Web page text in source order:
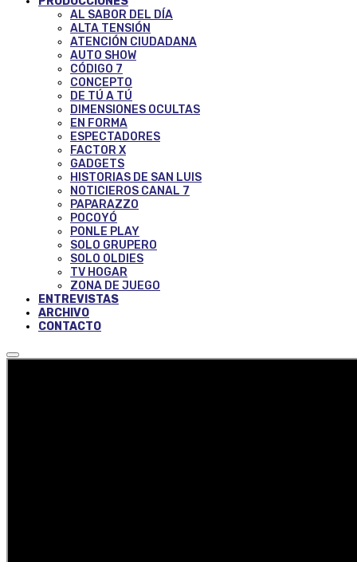
AL SABOR DEL DÍA
ALTA TENSIÓN
ATENCIÓN CIUDADANA
AUTO SHOW
CÓDIGO 7
CONCEPTO
DE TÚ A TÚ
DIMENSIONES OCULTAS
EN FORMA
ESPECTADORES
FACTOR X
GADGETS
HISTORIAS DE SAN LUIS
NOTICIEROS CANAL 7
PAPARAZZO
POCOYÓ
PONLE PLAY
SOLO GRUPERO
SOLO OLDIES
TV HOGAR
ZONA DE JUEGO
ENTREVISTAS
ARCHIVO
CONTACTO